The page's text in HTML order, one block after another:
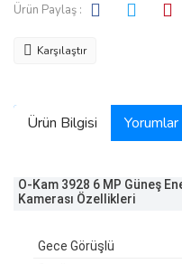
Ürün Paylaş :
Karşılaştır
Ürün Bilgisi Yorumlar
O-Kam 3928 6 MP Güneş
Kamerası Özellikleri
Gece Görüşlü